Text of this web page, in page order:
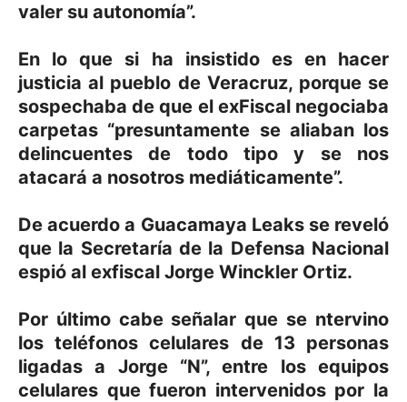
valer su autonomía”.
En lo que si ha insistido es en hacer
justicia al pueblo de Veracruz, porque se
sospechaba de que el exFiscal negociaba
carpetas “presuntamente se aliaban los
delincuentes de todo tipo y se nos
atacará a nosotros mediáticamente”.
De acuerdo a Guacamaya Leaks se reveló
que la Secretaría de la Defensa Nacional
espió al exfiscal Jorge Winckler Ortiz.
Por último cabe señalar que se ntervino
los teléfonos celulares de 13 personas
ligadas a Jorge “N”, entre los equipos
celulares que fueron intervenidos por la